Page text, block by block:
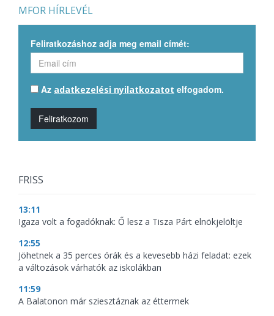
MFOR HÍRLEVÉL
Feliratkozáshoz adja meg email címét:
Az adatkezelési nyilatkozatot elfogadom.
Feliratkozom
FRISS
13:11
Igaza volt a fogadóknak: Ő lesz a Tisza Párt elnökjelöltje
12:55
Jöhetnek a 35 perces órák és a kevesebb házi feladat: ezek
a változások várhatók az iskolákban
11:59
A Balatonon már sziesztáznak az éttermek